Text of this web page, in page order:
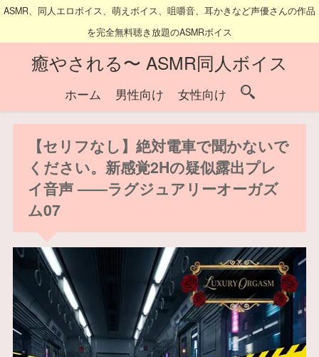
ASMR、同人エロボイス、萌えボイス、咀嚼音、耳かきなど声優さんの作品
を完全無料聴き放題のASMRボイス
癒やされる〜 ASMR同人ボイス
ホーム 男性向け 女性向け
【セリフなし】絶対電車で聞かないで
ください。新感覚2Hの疑似露出プレ
イ音声 ――ラグジュアリーオーガズ
ム07